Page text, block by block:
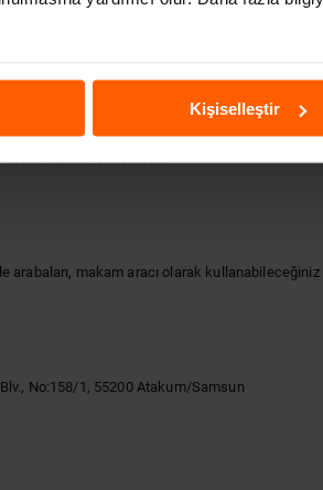
Kişiselleştir
hizmet vermektedir.
makam aracı olarak
No:158/1, 55200 Atakum/Samsun